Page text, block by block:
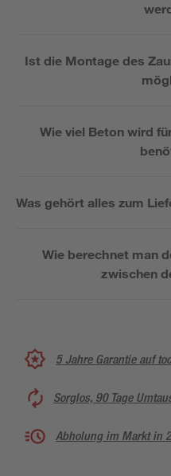
Ist die Montage des
Wie viel Beton wird
Was gehört alles zum
Wie berechnet man
zwischen
5 Jahre Garantie auf
Sorglos, 90 Tage
Abholung im Markt in